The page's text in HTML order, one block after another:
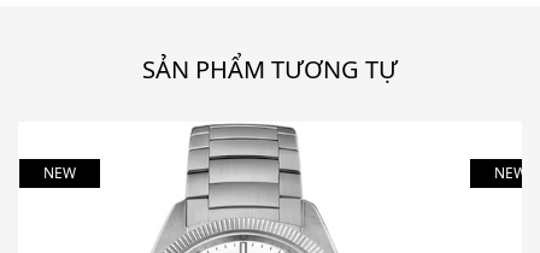
SẢN PHẨM TƯƠNG TỰ
NEW NEW